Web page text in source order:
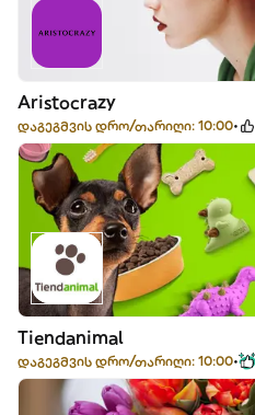
Aristocrazy
დაგეგმვის დრო/თარიღი: 10:00
Tiendanimal
დაგეგმვის დრო/თარიღი: 10:00